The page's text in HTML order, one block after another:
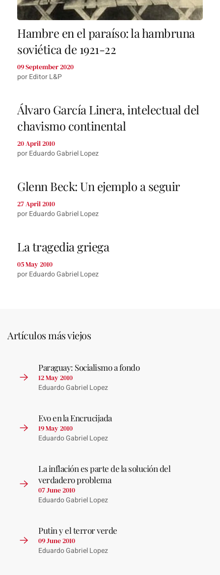
Hambre en el paraíso: la hambruna
soviética de 1921-22
09 September 2020
por Editor L&P
Álvaro García Linera, intelectual del
chavismo continental
20 April 2010
por Eduardo Gabriel Lopez
Glenn Beck: Un ejemplo a seguir
27 April 2010
por Eduardo Gabriel Lopez
La tragedia griega
05 May 2010
por Eduardo Gabriel Lopez
Artículos más viejos
Paraguay: Socialismo a fondo
12 May 2010
Eduardo Gabriel Lopez
Evo en la Encrucijada
19 May 2010
Eduardo Gabriel Lopez
La inflación es parte de la solución del
verdadero problema
07 June 2010
Eduardo Gabriel Lopez
Putin y el terror verde
09 June 2010
Eduardo Gabriel Lopez